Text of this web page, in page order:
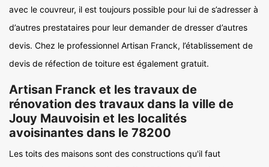
avec le couvreur, il est toujours possible pour lui de s’adresser à
d’autres prestataires pour leur demander de dresser d’autres
devis. Chez le professionnel Artisan Franck, l’établissement de
devis de réfection de toiture est également gratuit.
Artisan Franck et les travaux de
rénovation des travaux dans la ville de
Jouy Mauvoisin et les localités
avoisinantes dans le 78200
Les toits des maisons sont des constructions qu'il faut